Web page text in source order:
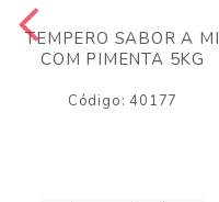
TEMPERO SABOR A MI
COM PIMENTA 5KG
Código: 40177